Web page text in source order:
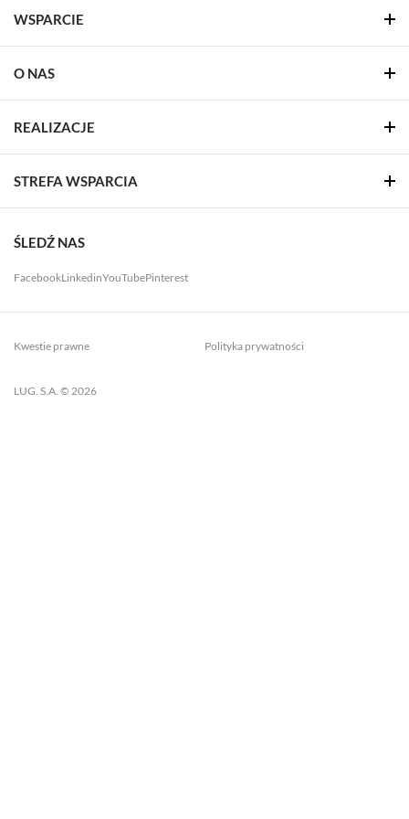
WSPARCIE
O NAS
REALIZACJE
STREFA WSPARCIA
ŚLEDŹ NAS
FacebookLinkedinYouTubePinterest
LUG. S.A. © 2026
Kwestie prawne Polityka prywatności